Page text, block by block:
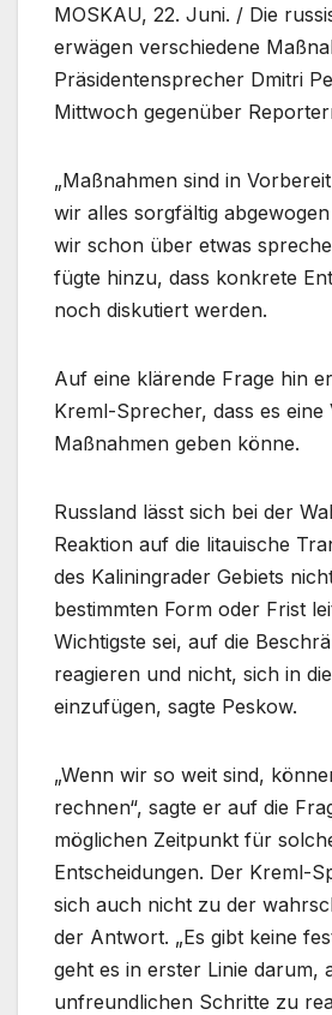
MOSKAU, 22. Juni. / Die
erwägen verschiedene
Präsidentensprecher Dmitri
Mittwoch gegenüber
„Maßnahmen sind in
wir alles sorgfältig
wir schon über etwas
fügte hinzu, dass konkrete
noch diskutiert werden.
Auf eine klärende Frage hin
Kreml-Sprecher, dass es eine
Maßnahmen geben könne.
Russland lässt sich bei der
Reaktion auf die litauische
des Kaliningrader Gebiets
bestimmten Form oder Frist
Wichtigste sei, auf die
reagieren und nicht, sich in
einzufügen, sagte Peskow.
„Wenn wir so weit sind,
rechnen“, sagte er auf die
möglichen Zeitpunkt für
Entscheidungen. Der Kreml-
sich auch nicht zu der
der Antwort. „Es gibt keine
geht es in erster Linie darum,
unfreundlichen Schritte zu